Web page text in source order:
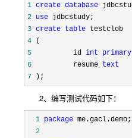
1 create database
2 use
3 create table
4
5
          id
int primary
6
          resume
text
7 );
2、编写测试代码如下：
  1
package
  2